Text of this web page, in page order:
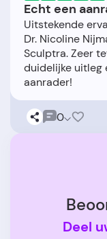
Echt een
Uitstekende
Dr. Nicoline
Sculptra. Zeer
duidelijke uitleg
0
Deel